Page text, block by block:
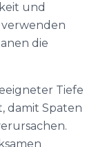
und
die
Tiefe
damit Spaten